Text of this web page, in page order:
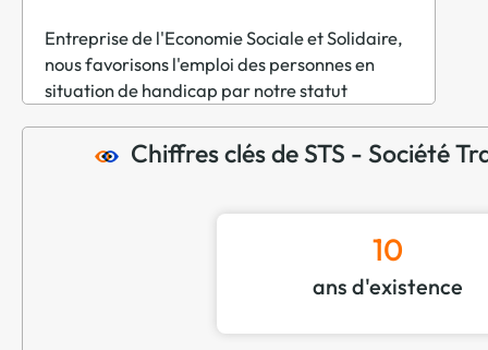
Entreprise de l'Economie Sociale et Solidaire,
nous favorisons l'emploi des personnes en
situation de handicap par notre statut
régulier, un accompagnement personnalisé
du projet professionnel du collaborateur, afin
compétences pour assurer des prestations de
Chiffres clés de STS - Société
10
ans d'existence